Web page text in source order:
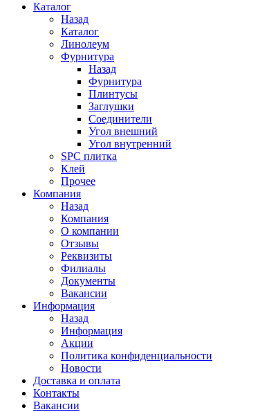
Каталог
Назад
Каталог
Линолеум
Фурнитура
Назад
Фурнитура
Плинтусы
Заглушки
Соединители
Угол внешний
Угол внутренний
SPC плитка
Клей
Прочее
Компания
Назад
Компания
О компании
Отзывы
Реквизиты
Филиалы
Документы
Вакансии
Информация
Назад
Информация
Акции
Политика конфиденциальности
Новости
Доставка и оплата
Контакты
Вакансии